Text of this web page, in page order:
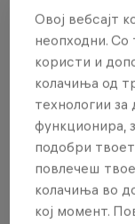
Long live the
2021 event
Red Bull
tournament,
To celebrate
Empires series,
create the
to prove
Овој вебсајт
неопходни. Со
користи и
колачиња од
технологии
функционира,
подобри
повлечеш
колачиња во
кој момент.